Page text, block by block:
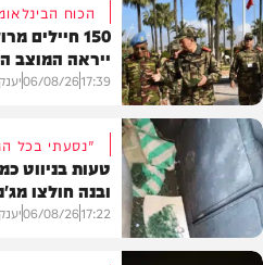
צבא וביטחון
הכוח
150
ייראה המוצב
17:39
06/08/26
"נסעתי בכל
טעות בניווט
ובנה חולצו
17:22
06/08/26